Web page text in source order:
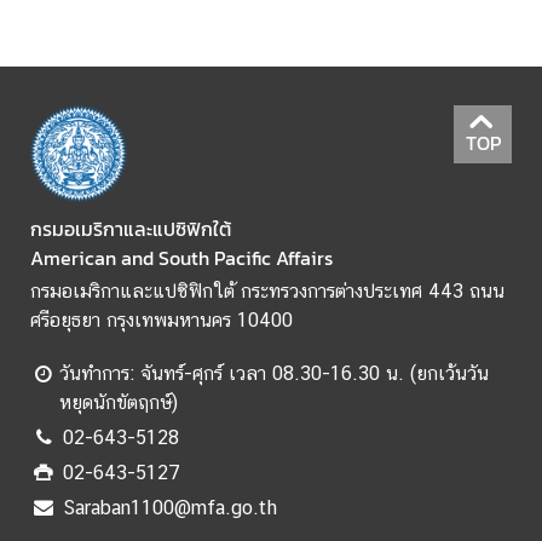
อ
มู
ล
ร
า
ป
ร
ะ
เ
ท
ศ
ค
ว
TOP
กรมอเมริกาและแปซิฟิกใต้
American and South Pacific Affairs
กรมอเมริกาและแปซิฟิกใต้ กระทรวงการต่างประเทศ 443 ถนน
ศรีอยุธยา กรุงเทพมหานคร 10400
วันทำการ: จันทร์-ศุกร์ เวลา 08.30-16.30 น. (ยกเว้นวัน
หยุดนักขัตฤกษ์)
02-643-5128
02-643-5127
Saraban1100@mfa.go.th